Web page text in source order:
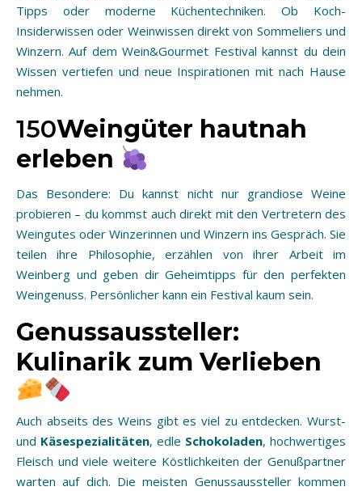
Tipps oder moderne Küchentechniken. Ob Koch-
Insiderwissen oder Weinwissen direkt von Sommeliers und
Winzern. Auf dem Wein&Gourmet Festival kannst du dein
Wissen vertiefen und neue Inspirationen mit nach Hause
nehmen.
150Weingüter hautnah
erleben
Das Besondere: Du kannst nicht nur grandiose Weine
probieren – du kommst auch direkt mit den Vertretern des
Weingutes oder Winzerinnen und Winzern ins Gespräch. Sie
teilen ihre Philosophie, erzählen von ihrer Arbeit im
Weinberg und geben dir Geheimtipps für den perfekten
Weingenuss. Persönlicher kann ein Festival kaum sein.
Genussaussteller:
Kulinarik zum Verlieben
Auch abseits des Weins gibt es viel zu entdecken. Wurst-
und Käsespezialitäten, edle Schokoladen, hochwertiges
Fleisch und viele weitere Köstlichkeiten der Genußpartner
warten auf dich. Die meisten Genussaussteller kommen